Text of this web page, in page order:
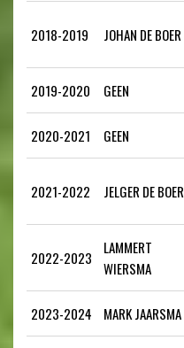
2018-2019 JOHAN DE BOER
2019-2020 GEEN
2020-2021 GEEN
2021-2022 JELGER DE BOER
2022-2023
LAMMERT
WIERSMA
2023-2024 MARK JAARSMA